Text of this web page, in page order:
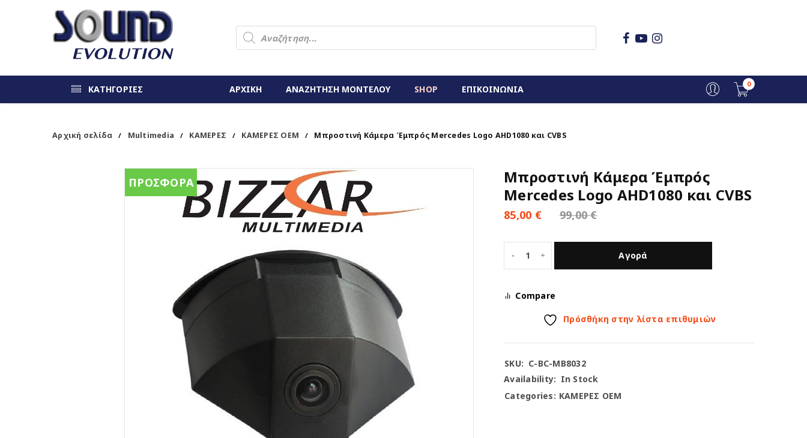
ΚΑΤΗΓΟΡΙΕΣ ΑΡΧΙΚΗ ΑΝΑΖΗΤΗΣΗ ΜΟΝΤΕΛΟΥ SHOP ΕΠΙΚΟΙΝΩΝΙΑ 0
Αρχική σελίδα / Multimedia / ΚΑΜΕΡΕΣ / ΚΑΜΕΡΕΣ OEM / Μπροστινή Κάμερα Έμπρός Mercedes Logo AHD1080 και CVBS
ΠΡΟΣΦΟΡΑ
Μπροστινή Κάμερα Έμπρός
Mercedes Logo AHD1080 και CVBS
99,00€
85,00 €
Αγορά
Compare
Πρόσθήκη στην λίστα επιθυμιών
SKU: C-BC-MB8032
Availability: In Stock
Categories: ΚΑΜΕΡΕΣ OEM